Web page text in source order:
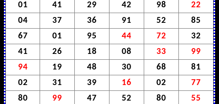
01
41 29 42 98
22
04
37 36 91 52
85
67
01 95 44 72
32
41
26 18 08 33
99
94
19 48 30 68
81
02
31 39 16 02
77
80
99 47 52 80 55